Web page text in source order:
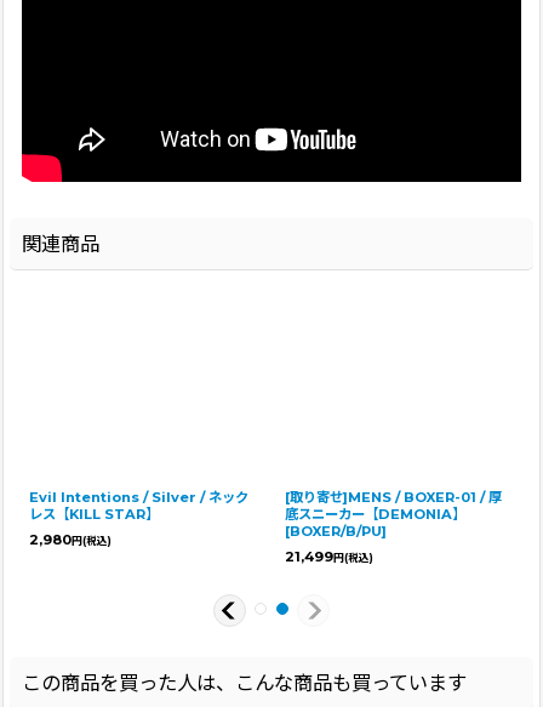
関連商品
Evil Intentions / Silver / ネック
レス【KILL STAR】
2,980円 (税込)
[取り寄せ]MENS / BOXER-01 / 厚
底スニーカー【DEMONIA】
[BOXER/B/PU]
21,499円 (税込)
この商品を買った人は、こんな商品も買っています